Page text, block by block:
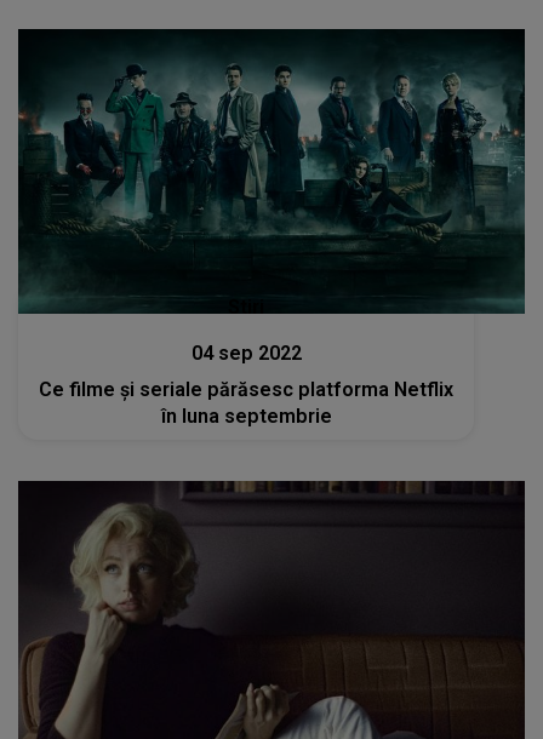
04 sep 2022
Ce filme şi seriale părăsesc platforma Netflix
în luna septembrie